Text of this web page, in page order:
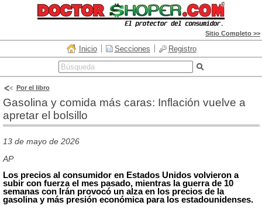
Sitio Completo >>
Inicio Secciones Registro
Por el libro
Gasolina y comida más caras: Inflación vuelve a
apretar el bolsillo
13 de mayo de 2026
AP
Los precios al consumidor en Estados Unidos volvieron a
subir con fuerza el mes pasado, mientras la guerra de 10
semanas con Irán provocó un alza en los precios de la
gasolina y más presión económica para los estadounidenses.